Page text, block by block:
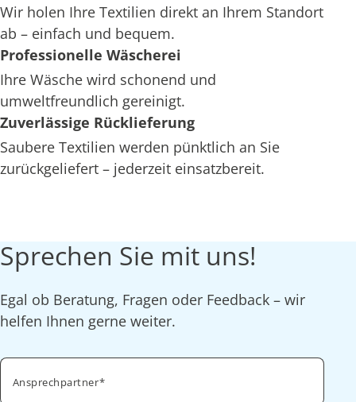
Wir holen Ihre Textilien direkt an Ihrem Standort
ab – einfach und bequem.
Professionelle Wäscherei
Ihre Wäsche wird schonend und
umweltfreundlich gereinigt.
Zuverlässige Rücklieferung
Saubere Textilien werden pünktlich an Sie
zurückgeliefert – jederzeit einsatzbereit.
Sprechen Sie mit uns!
Egal ob Beratung, Fragen oder Feedback – wir
helfen Ihnen gerne weiter.
Ansprechpartner